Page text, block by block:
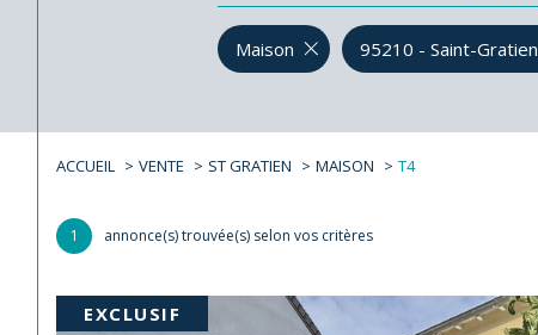
Maison 95210 - Saint-Gratien
ACCUEIL VENTE ST GRATIEN MAISON T4
1 annonce(s) trouvée(s) selon vos critères
EXCLUSIF